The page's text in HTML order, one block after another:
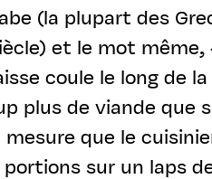
(la plupart des
et le mot
coule le long de la
plus de viande que
que le
portions sur un laps